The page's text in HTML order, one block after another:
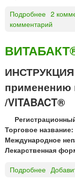
л
р
а
с
а
с
ы
в
а
н
и
Подробнее
П
л
к
с
и
д
и
н
*
2
комментарий
ИНСТРУКЦИЯ
применению
/VITABACT®
Торговое название:
Международное
Лекарственная
Подробнее